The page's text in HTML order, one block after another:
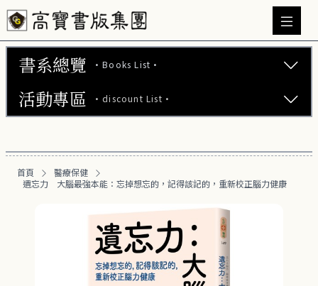
書系總覽 ·Books List·
文學小說 (737)
商業財經 (100)
醫療保健 (55)
健康養生 (29)
運動/瘦身 (16)
活動專區 ·discount List·
【2本7折】高寶小說系列全圖鑑書展
【2套7折】高寶小說系列全圖鑑書展
【66折】高寶小說系列全圖鑑書展
首頁
醫療保健
遺忘力 大腦最強本能：忘掉想忘的，記得該記的，重新校正腦力健康